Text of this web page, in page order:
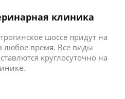
клиника
шоссе придут на
время. Все виды
круглосуточно на